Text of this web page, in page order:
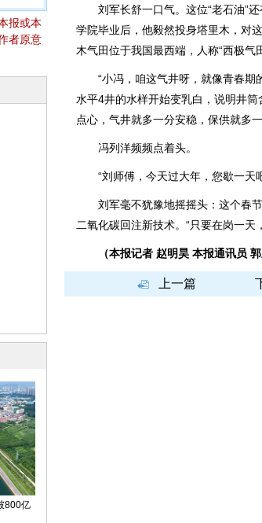
报或本
者原意
刘军长舒一口气。这位“老石油”还
学院毕业后，他毅然投身塔里木，对
木气田位于我国最西端，人称“西极气
“小冯，咱这气井呀，就像青春期
水平4井的水样开始变乳白，说明井
点心，气井就多一分安稳，保供就多
冯列洋频频点着头。
“刘师傅，今天过大年，您歇一天吧
刘军毫不犹豫地摇摇头：这个春
二氧化碳回注新技术。“只要在岗一天
（本报记者 赵明昊 本报通讯员 郭
上一篇